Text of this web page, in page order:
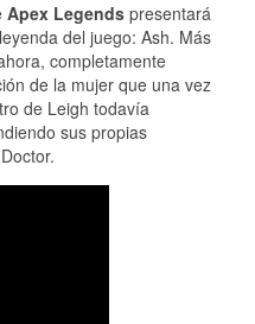
Apex Legends presentará
del juego: Ash. Más
completamente
de la mujer que una vez
de Leigh todavía
sus propias